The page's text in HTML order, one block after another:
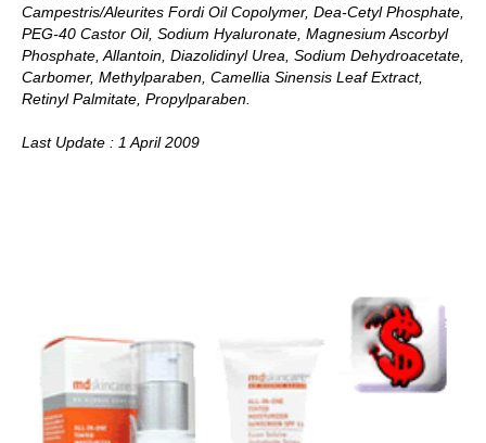
Campestris/Aleurites Fordi Oil Copolymer, Dea-Cetyl Phosphate,
PEG-40 Castor Oil, Sodium Hyaluronate, Magnesium Ascorbyl
Phosphate, Allantoin, Diazolidinyl Urea, Sodium Dehydroacetate,
Carbomer, Methylparaben, Camellia Sinensis Leaf Extract,
Retinyl Palmitate, Propylparaben.
Last Update : 1 April 2009